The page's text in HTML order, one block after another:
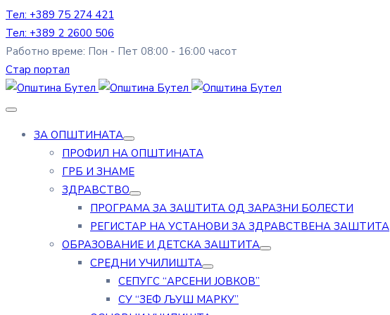
Тел: +389 75 274 421
Тел: +389 2 2600 506
Работно време: Пон - Пет 08:00 - 16:00 часот
Стар портал
ЗА ОПШТИНАТА
ПРОФИЛ НА ОПШТИНАТА
ГРБ И ЗНАМЕ
ЗДРАВСТВО
ПРОГРАМА ЗА ЗАШТИТА ОД ЗАРАЗНИ БОЛЕСТИ
РЕГИСТАР НА УСТАНОВИ ЗА ЗДРАВСТВЕНА ЗАШТИТА
ОБРАЗОВАНИЕ И ДЕТСКА ЗАШТИТА
СРЕДНИ УЧИЛИШТА
СЕПУГС “АРСЕНИ ЈОВКОВ”
СУ “ЗЕФ ЉУШ МАРКУ”